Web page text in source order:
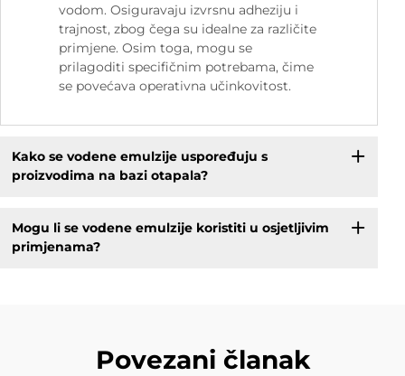
vodom. Osiguravaju izvrsnu adheziju i
trajnost, zbog čega su idealne za različite
primjene. Osim toga, mogu se
prilagoditi specifičnim potrebama, čime
se povećava operativna učinkovitost.
Kako se vodene emulzije uspoređuju s
proizvodima na bazi otapala?
Mogu li se vodene emulzije koristiti u osjetljivim
primjenama?
Povezani članak